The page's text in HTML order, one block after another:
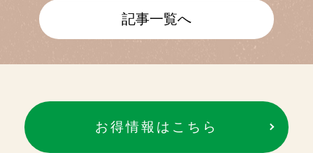
記事一覧へ
お得情報はこちら